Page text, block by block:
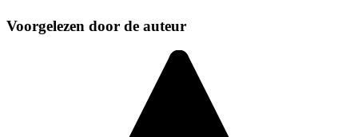
Voorgelezen door de auteur